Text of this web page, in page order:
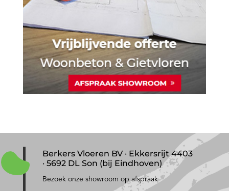
Berkers Vloeren BV · Ekkersrijt 4403
· 5692 DL Son (bij Eindhoven)
Bezoek onze showroom op afspraak